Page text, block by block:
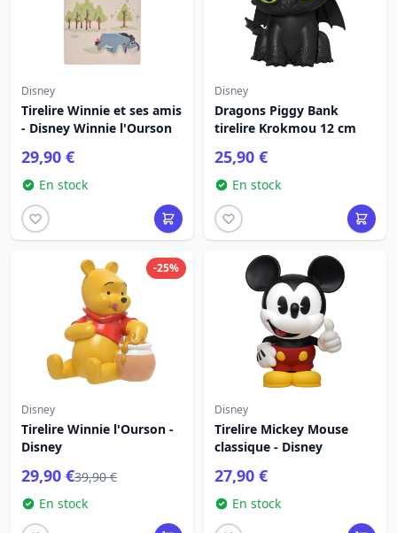
Disney
Tirelire Winnie et ses amis
- Disney Winnie l'Ourson
29,90 €
En stock
Disney
Dragons Piggy Bank
tirelire Krokmou 12 cm
25,90 €
En stock
-25%
Disney
Tirelire Winnie l'Ourson -
Disney
29,90 €39,90 €
En stock
Disney
Tirelire Mickey Mouse
classique - Disney
27,90 €
En stock